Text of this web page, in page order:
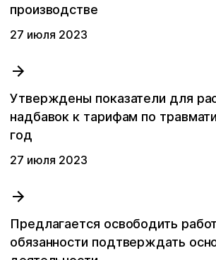
производстве
27 июля 2023
Утверждены показатели для
надбавок к тарифам по
год
27 июля 2023
Предлагается освободить
обязанности подтверждать